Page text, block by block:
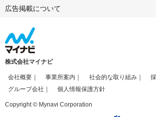
広告掲載について
株式会社マイナビ
会社概要 事業所案内 社会的な取り組み
グループ会社
個人情報保護方針
Copyright © Mynavi Corporation